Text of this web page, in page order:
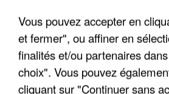
APRÈS TOUTES CES
DE FAUNE SAUVAGE SONT...
Vous pouvez accepter en
et fermer", ou affiner en
finalités et/ou partenaires
choix". Vous pouvez
cliquant sur "Continuer sans